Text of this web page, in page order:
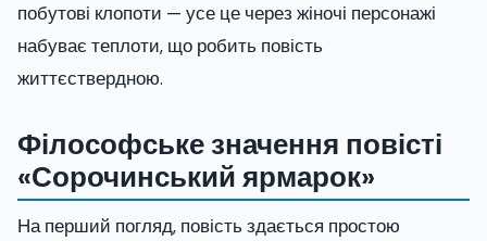
побутові клопоти — усе це через жіночі персонажі
набуває теплоти, що робить повість
життєствердною.
Філософське значення повісті
«Сорочинський ярмарок»
На перший погляд, повість здається простою